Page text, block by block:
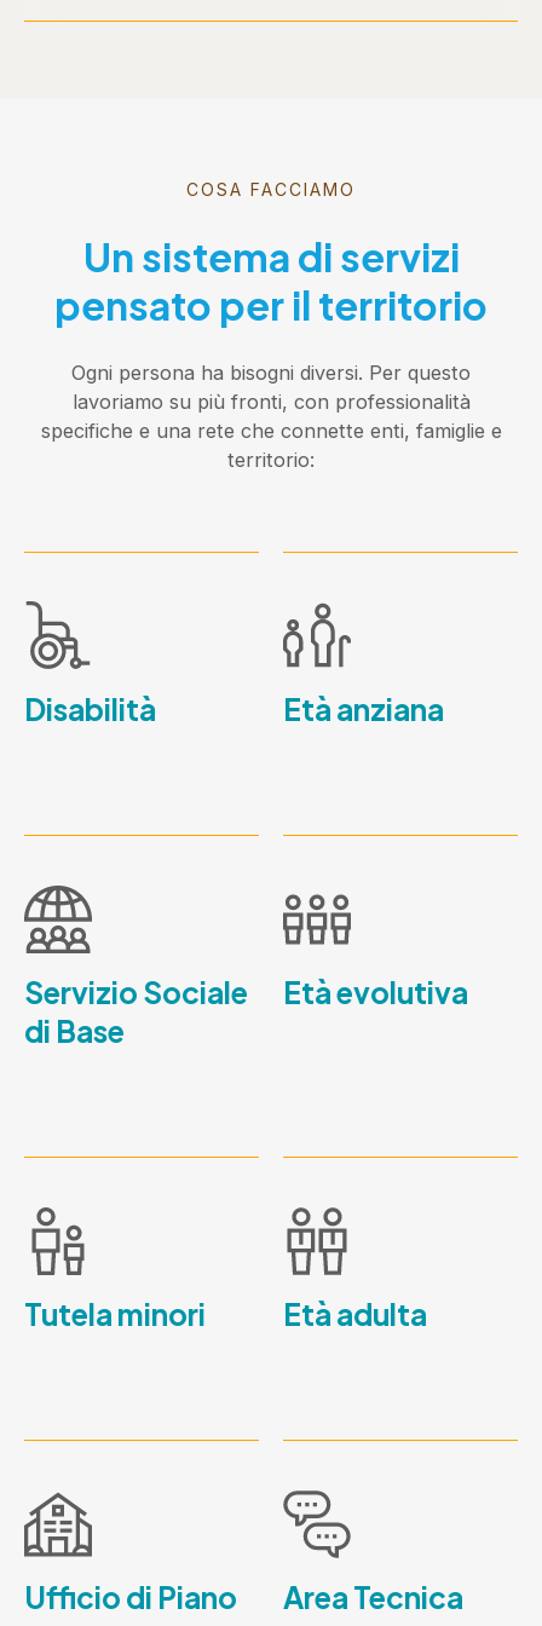
COSA FACCIAMO
Un sistema di servizi
pensato per il territorio
Ogni persona ha bisogni diversi. Per questo
lavoriamo su più fronti, con professionalità
specifiche e una rete che connette enti, famiglie e
territorio:
Disabilità Età anziana
Servizio Sociale
di Base
Età evolutiva
Tutela minori Età adulta
Ufficio di Piano Area Tecnica